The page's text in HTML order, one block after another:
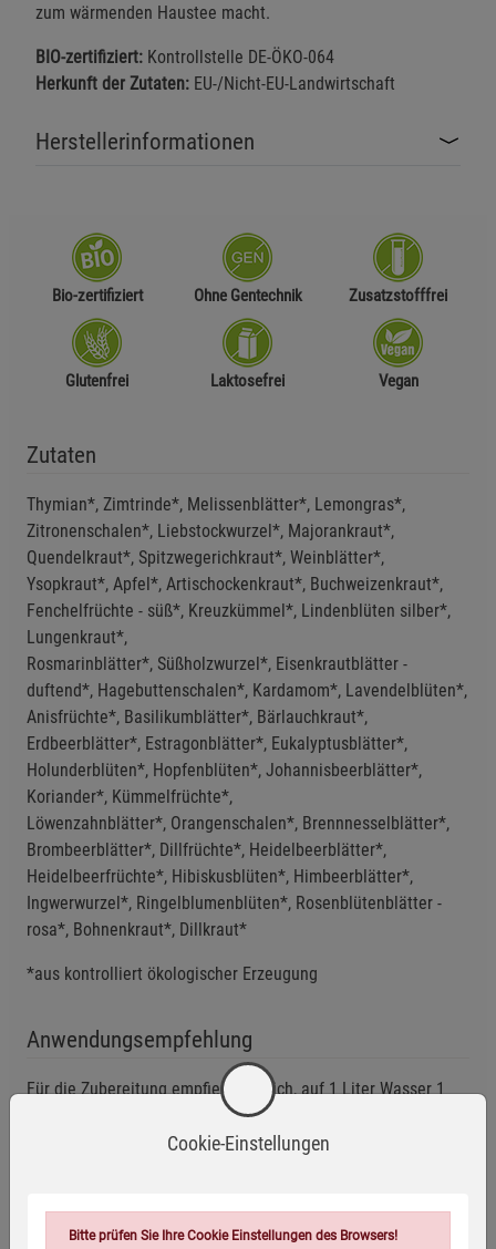
zum wärmenden Haustee macht.
BIO-zertifiziert: Kontrollstelle DE-ÖKO-064
Herkunft der Zutaten: EU-/Nicht-EU-Landwirtschaft
Herstellerinformationen
Bio-zertifiziert Ohne Gentechnik Zusatzstofffrei
Glutenfrei Laktosefrei Vegan
Zutaten
Thymian*, Zimtrinde*, Melissenblätter*, Lemongras*,
Zitronenschalen*, Liebstockwurzel*, Majorankraut*,
Quendelkraut*, Spitzwegerichkraut*, Weinblätter*,
Ysopkraut*, Apfel*, Artischockenkraut*, Buchweizenkraut*,
Fenchelfrüchte - süß*, Kreuzkümmel*, Lindenblüten silber*,
Lungenkraut*,
Rosmarinblätter*, Süßholzwurzel*, Eisenkrautblätter -
duftend*, Hagebuttenschalen*, Kardamom*, Lavendelblüten*,
Anisfrüchte*, Basilikumblätter*, Bärlauchkraut*,
Erdbeerblätter*, Estragonblätter*, Eukalyptusblätter*,
Holunderblüten*, Hopfenblüten*, Johannisbeerblätter*,
Koriander*, Kümmelfrüchte*,
Löwenzahnblätter*, Orangenschalen*, Brennnesselblätter*,
Brombeerblätter*, Dillfrüchte*, Heidelbeerblätter*,
Heidelbeerfrüchte*, Hibiskusblüten*, Himbeerblätter*,
Ingwerwurzel*, Ringelblumenblüten*, Rosenblütenblätter -
rosa*, Bohnenkraut*, Dillkraut*
*aus kontrolliert ökologischer Erzeugung
Anwendungsempfehlung
Für die Zubereitung empfiehlt es sich, auf 1 Liter Wasser 1
Esslöffel Kräuter oder 2 Filterbeutel, beziehungsweise auf 1
Tasse 1 Teelöffel Kräuter oder 1 Filterbeutel zu verwenden.
Cookie-Einstellungen
Bitte prüfen Sie Ihre Cookie Einstellungen des Browsers!